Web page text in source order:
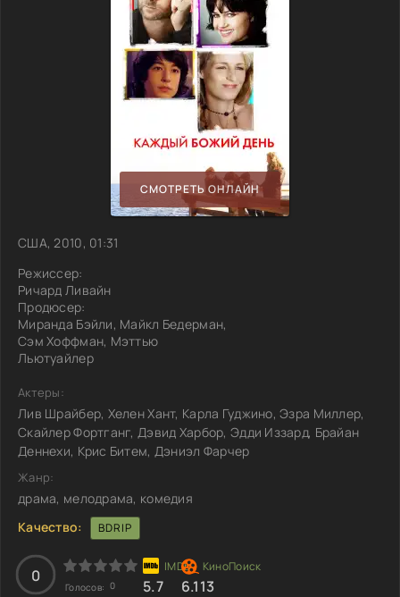
СМОТРЕТЬ ОНЛАЙН
США, 2010, 01:31
Режиссер:
Ричард Ливайн
Продюсер:
Миранда Бэйли, Майкл Бедерман,
Сэм Хоффман, Мэттью
Льютуайлер
Актеры:
Лив Шрайбер, Хелен Хант, Карла Гуджино, Эзра Миллер,
Скайлер Фортганг, Дэвид Харбор, Эдди Иззард, Брайан
Деннехи, Крис Битем, Дэниэл Фарчер
Жанр:
драма, мелодрама, комедия
Качество:
BDRIP
0
Голосов: 0 5.7 6.113